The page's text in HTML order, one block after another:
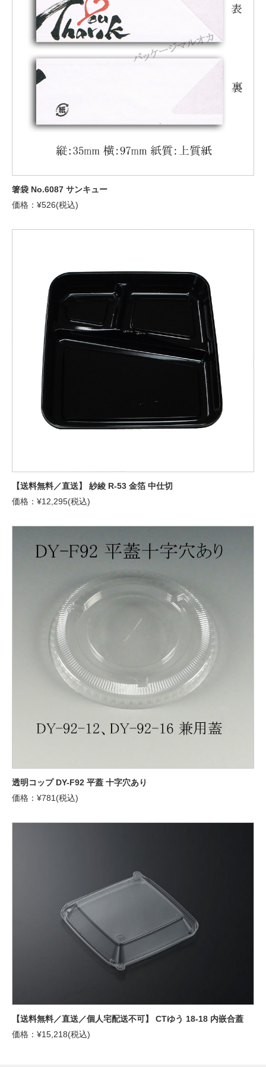
箸袋 No.6087 サンキュー
価格：¥526(税込)
【送料無料／直送】 紗綾 R-53 金箔 中仕切
価格：¥12,295(税込)
透明コップ DY-F92 平蓋 十字穴あり
価格：¥781(税込)
【送料無料／直送／個人宅配送不可】 CTゆう 18-18 内嵌合蓋
価格：¥15,218(税込)